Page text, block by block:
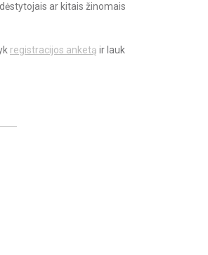
ar kitais žinomais
registracijos anketą ir lauk